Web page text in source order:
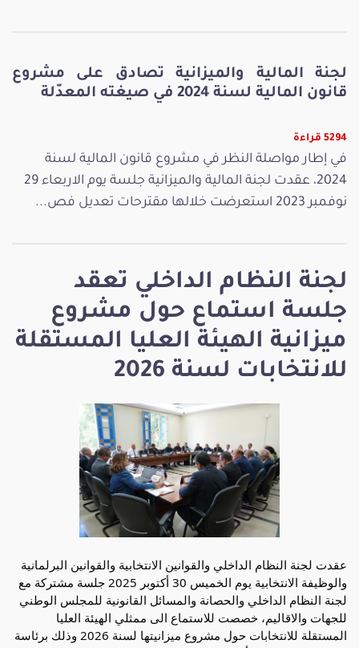
لجنة النظام الداخلي تعقد
جلسة استماع حول مشروع
ميزانية الهيئة العليا المستقلة
للانتخابات لسنة 2026
عقدت لجنة النظام الداخلي والقوانين الانتخابية والقوانين البرلمانية
والوظيفة الانتخابية يوم الخميس 30 أكتوبر 2025 جلسة مشتركة مع
لجنة النظام الداخلي والحصانة والمسائل القانونية للمجلس الوطني
للجهات والاقاليم، خصصت للاستماع الى ممثلي الهيئة العليا
المستقلة للانتخابات حول مشروع ميزانيتها لسنة 2026 وذلك برئاسة
لجنة المالية والميزانية تصادق على مشروع
قانون المالية لسنة 2024 في صيغته المعدّلة
5294 قراءة
في إطار مواصلة النظر في مشروع قانون المالية لسنة
2024، عقدت لجنة المالية والميزانية جلسة يوم الاربعاء 29
نوفمبر 2023 استعرضت خلالها مقترحات تعديل فص...